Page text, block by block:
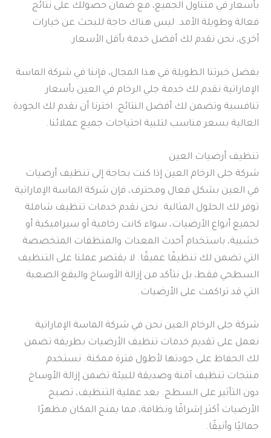
بأسعار في متناول الجميع، مع ضمان حصولك على نتائج
فعالة وطويلة الأمد. ليس هناك حاجة للبحث عن خيارات
أخرى، نحن نقدم لك أفضل خدمة بأقل الأسعار.
بفضل خبرتنا الطويلة في هذا المجال، فإننا في شركة الماسة
الإماراتية نقدم لك خدمة جلي الرخام في العين بأسعار
تنافسية وتضمن لك أفضل النتائج. اخترنا أن نقدم لك الجودة
العالية بسعر مناسب لتلبية احتياجات جميع عملائنا.
تنظيف أرضيات العين
شركة جلى الرخام العين إذا كنت بحاجة إلى تنظيف أرضيات
في العين بشكل فعال ومحترف، فإن شركة الماسة الإماراتية
توفر لك الحلول المثالية. نحن نقدم خدمات تنظيف شاملة
لجميع أنواع الأرضيات، سواء كانت رخامية أو سيراميكية أو
خشبية، باستخدام أحدث المعدات والمنظفات المتخصصة
التي تضمن لك تنظيفًا عميقًا. لا يقتصر عملنا على التنظيف
السطحي فقط، بل نتأكد من إزالة الأوساخ والبقع الصعبة
التي قد تراكمت على الأرضيات.
شركة جلى الرخام العين نحن في شركة الماسة الإماراتية
نعمل على تقديم خدمات تنظيف الأرضيات بطريقة تضمن
لك الحفاظ على جودتها لأطول فترة ممكنة. نستخدم
منتجات تنظيف آمنة وصديقة للبيئة تضمن إزالة الأوساخ
دون التأثير على السطح. بعد عملية التنظيف، تصبح
الأرضيات أكثر إشراقًا ونظافة، مما يمنح المكان مظهرًا
جماليًا وأنيقًا.